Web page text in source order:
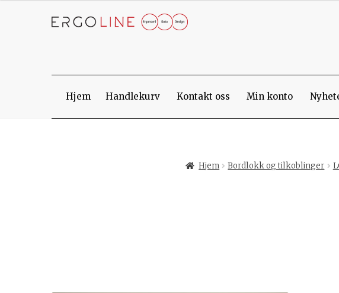
to
to
Hjem Handlekurv Kontakt oss Min konto
Hjem Bordlokk og tilkoblinger